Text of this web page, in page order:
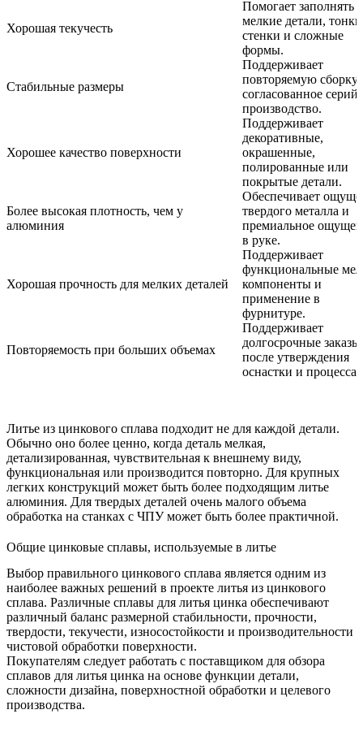
Хорошая текучесть
Помогает заполнять
мелкие детали,
стенки и сложные
формы.
Стабильные размеры
Поддерживает
повторяемую сборку
согласованное
производство.
Хорошее качество поверхности
Поддерживает
декоративные,
окрашенные,
полированные или
покрытые детали.
Более высокая плотность, чем у
алюминия
Обеспечивает
твердого металла и
премиальное
в руке.
Хорошая прочность для мелких деталей
Поддерживает
функциональные
компоненты и
применение в
фурнитуре.
Повторяемость при больших объемах
Поддерживает
долгосрочные заказы
после утверждения
оснастки и процесса.
Литье из цинкового сплава подходит не для каждой детали.
Обычно оно более ценно, когда деталь мелкая,
детализированная, чувствительная к внешнему виду,
функциональная или производится повторно. Для крупных
легких конструкций может быть более подходящим литье
алюминия. Для твердых деталей очень малого объема
обработка на станках с ЧПУ может быть более практичной.
Общие цинковые сплавы, используемые в литье
Выбор правильного цинкового сплава является одним из
наиболее важных решений в проекте литья из цинкового
сплава. Различные сплавы для литья цинка обеспечивают
различный баланс размерной стабильности, прочности,
твердости, текучести, износостойкости и производительности
чистовой обработки поверхности.
Покупателям следует работать с поставщиком для обзора
сплавов для литья цинка на основе функции детали,
сложности дизайна, поверхностной обработки и целевого
производства.